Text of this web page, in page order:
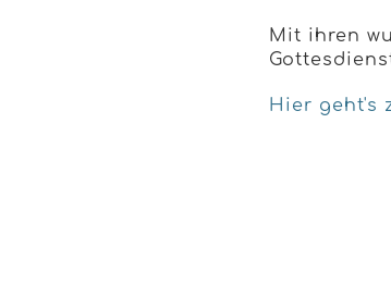
Mit ihren
Hier geht's